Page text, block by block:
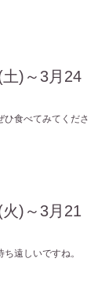
)～3月24
食べてみてくださ
)～3月21
遠しいですね。